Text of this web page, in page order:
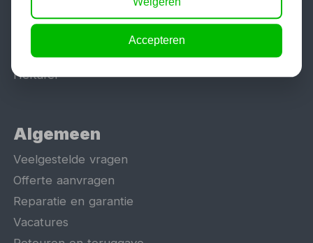
Hefbrug
Motorlift
Schaarlift
Heftafel
Algemeen
Veelgestelde vragen
Offerte aanvragen
Reparatie en garantie
Vacatures
Accepteren